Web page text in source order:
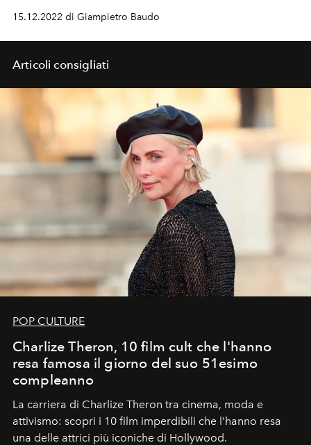
15.12.2022 di Giampietro Baudo
Articoli consigliati
POP CULTURE
Charlize Theron, 10 film cult che l'hanno
resa famosa il giorno del suo 51esimo
compleanno
La carriera di Charlize Theron tra cinema, moda e
attivismo: scopri i 10 film imperdibili che l’hanno resa
una delle attrici più iconiche di Hollywood.